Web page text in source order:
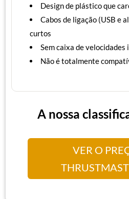
Design de plástico que
Cabos de ligação (USB e
curtos
Sem caixa de velocidades
Não é totalmente
A nossa
VER O